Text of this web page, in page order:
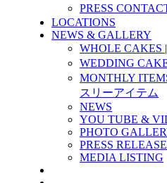
PRESS
LOCATIONS
NEWS & GALLERY
WHOLE CAKES
WEDDING
MONTHLY
スリーアイテム
NEWS
YOU TUBE &
PHOTO
PRESS
MEDIA LISTING